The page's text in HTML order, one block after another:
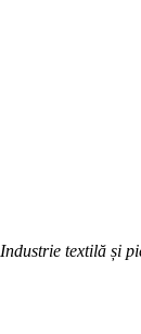
Industrie textilă și